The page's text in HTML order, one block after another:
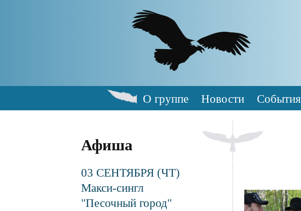
Main
О группе Новости События
Афиша
03 СЕНТЯБРЯ (ЧТ)
Макси-сингл
"Песочный город"
Файл
изображения